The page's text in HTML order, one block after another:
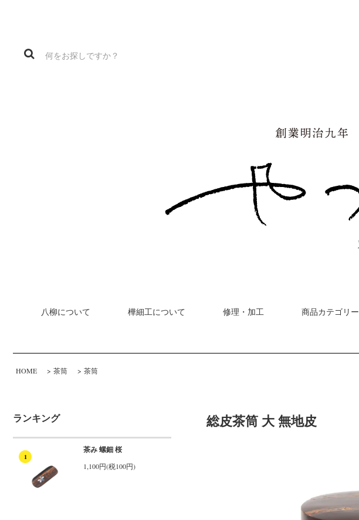
八柳について 樺細工について 修理・加工 商品カテゴリー
HOME > 茶筒 > 茶筒
ランキング
1
茶み 螺鈿 桜
1,100円(税100円)
総皮茶筒 大 無地皮